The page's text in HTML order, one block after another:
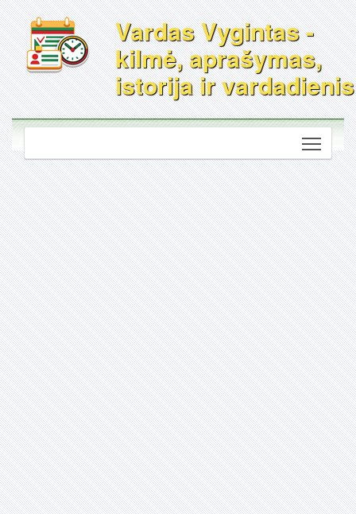
Vardas Vygintas -
kilmė, aprašymas,
istorija ir vardadienis